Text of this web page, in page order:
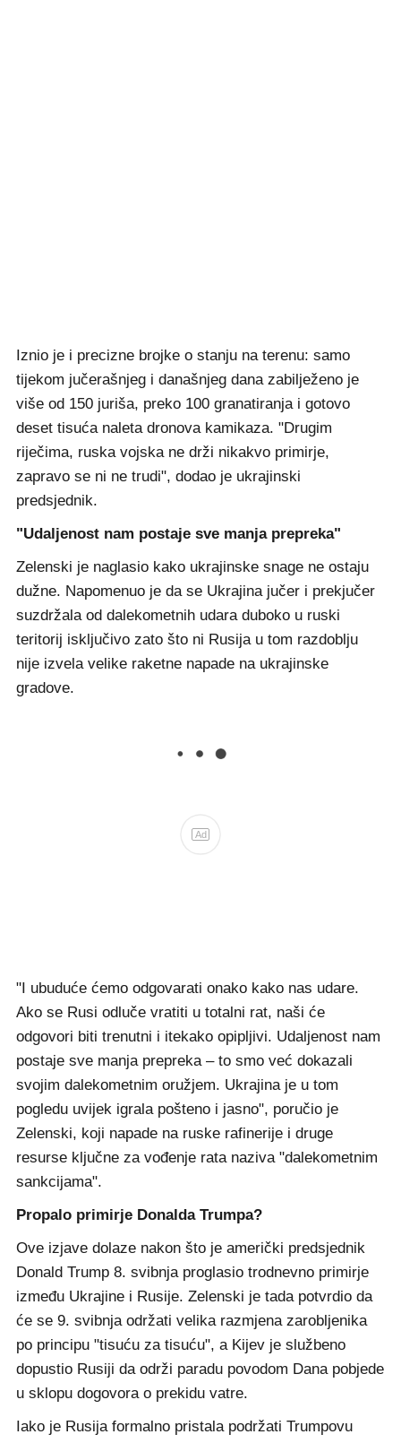
Iznio je i precizne brojke o stanju na terenu: samo
tijekom jučerašnjeg i današnjeg dana zabilježeno je
više od 150 juriša, preko 100 granatiranja i gotovo
deset tisuća naleta dronova kamikaza. "Drugim
riječima, ruska vojska ne drži nikakvo primirje,
zapravo se ni ne trudi", dodao je ukrajinski
predsjednik.
"Udaljenost nam postaje sve manja prepreka"
Zelenski je naglasio kako ukrajinske snage ne ostaju
dužne. Napomenuo je da se Ukrajina jučer i prekjučer
suzdržala od dalekometnih udara duboko u ruski
teritorij isključivo zato što ni Rusija u tom razdoblju
nije izvela velike raketne napade na ukrajinske
gradove.
Ad
"I ubuduće ćemo odgovarati onako kako nas udare.
Ako se Rusi odluče vratiti u totalni rat, naši će
odgovori biti trenutni i itekako opipljivi. Udaljenost nam
postaje sve manja prepreka – to smo već dokazali
svojim dalekometnim oružjem. Ukrajina je u tom
pogledu uvijek igrala pošteno i jasno", poručio je
Zelenski, koji napade na ruske rafinerije i druge
resurse ključne za vođenje rata naziva "dalekometnim
sankcijama".
Propalo primirje Donalda Trumpa?
Ove izjave dolaze nakon što je američki predsjednik
Donald Trump 8. svibnja proglasio trodnevno primirje
između Ukrajine i Rusije. Zelenski je tada potvrdio da
će se 9. svibnja održati velika razmjena zarobljenika
po principu "tisuću za tisuću", a Kijev je službeno
dopustio Rusiji da održi paradu povodom Dana pobjede
u sklopu dogovora o prekidu vatre.
Iako je Rusija formalno pristala podržati Trumpovu